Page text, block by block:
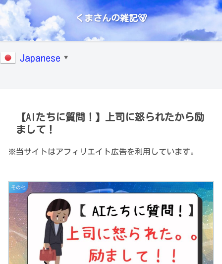
くまさんの雑記🐻
Japanese ▼
【AIたちに質問！】上司に怒られたから励
まして！
※当サイトはアフィリエイト広告を利用しています。
その他